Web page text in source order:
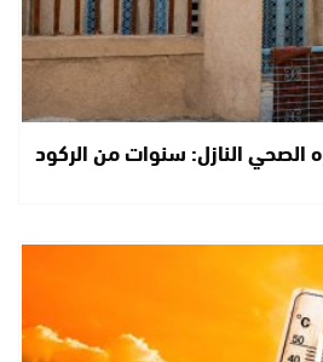
الصحي النازل: سنوات من الركود